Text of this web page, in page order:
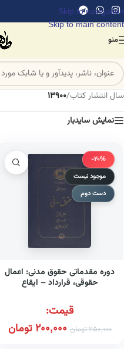
Skip to navigation
Skip to main content
منو
سال انتشار کتاب/
13900
نمایش سایدبار
-20%
موجود نیست
دست دوم
دوره مقدماتی حقوق مدنی: اعمال
حقوقی، قرارداد – ایقاع
قیمت:
250,000تومان 200,000تومان